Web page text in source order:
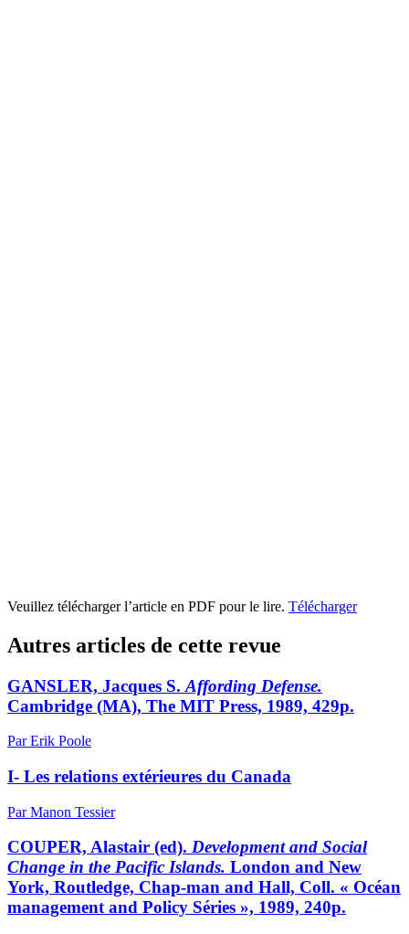
Veuillez télécharger l’article en PDF pour le lire. Télécharger
Autres articles de cette revue
GANSLER, Jacques S. Affording Defense.
Cambridge (MA), The MIT Press, 1989, 429p.
Par Erik Poole
I- Les relations extérieures du Canada
Par Manon Tessier
COUPER, Alastair (ed). Development and Social
Change in the Pacific Islands. London and New
York, Routledge, Chap-man and Hall, Coll. « Océan
management and Policy Séries », 1989, 240p.